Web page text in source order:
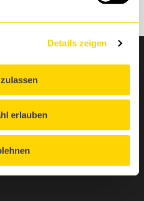
Details zeigen
erlauben
Rechtliches
AGB
Datenschutz
Datenschutzhinweise
Impressum